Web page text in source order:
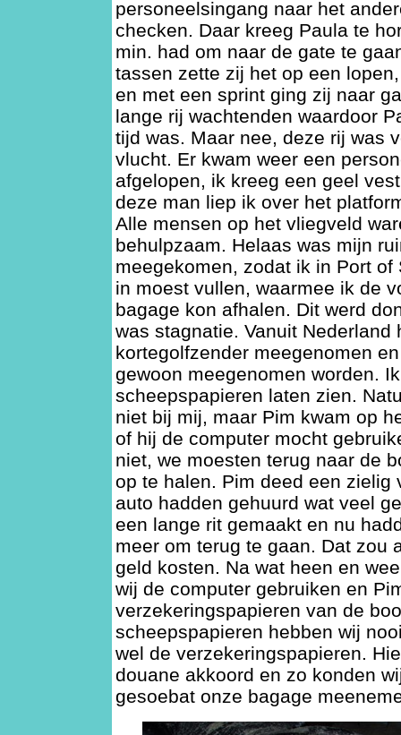
personeelsingang naar het
checken. Daar kreeg Paula te
min. had om naar de gate te
tassen zette zij het op een
en met een sprint ging zij naar
lange rij wachtenden waardoor
tijd was. Maar nee, deze rij was
vlucht. Er kwam weer een
afgelopen, ik kreeg een geel
deze man liep ik over het
Alle mensen op het vliegveld
behulpzaam. Helaas was mijn
meegekomen, zodat ik in Port of
in moest vullen, waarmee ik de
bagage kon afhalen. Dit werd
was stagnatie. Vanuit Nederland
kortegolfzender meegenomen
gewoon meegenomen worden.
scheepspapieren laten zien.
niet bij mij, maar Pim kwam op
of hij de computer mocht
niet, we moesten terug naar de
op te halen. Pim deed een zielig
auto hadden gehuurd wat veel
een lange rit gemaakt en nu
meer om terug te gaan. Dat zou
geld kosten. Na wat heen en
wij de computer gebruiken en
verzekeringspapieren van de
scheepspapieren hebben wij
wel de verzekeringspapieren.
douane akkoord en zo konden
gesoebat onze bagage